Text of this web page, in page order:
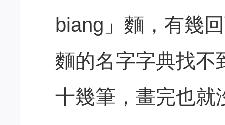
biang」麵，有幾
麵的名字字典找不
十幾筆，畫完也就